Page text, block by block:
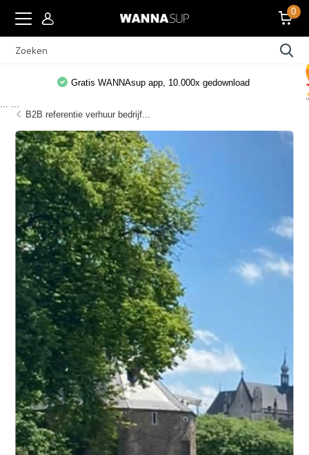
0
Gratis WANNAsup app, 10.000x gedownload
B2B referentie verhuur bedrijf...
... ...